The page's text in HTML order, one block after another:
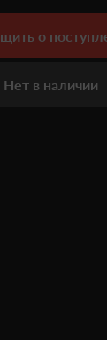
о
Нет в наличии